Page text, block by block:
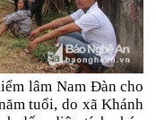
lâm Nam Đàn cho
tuổi, do xã Khánh